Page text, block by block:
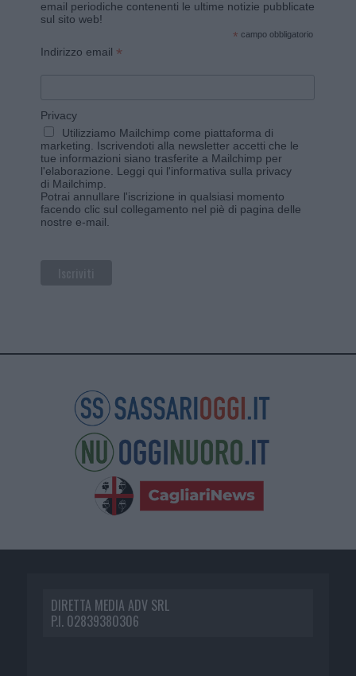
email periodiche contenenti le ultime notizie pubblicate
sul sito web!
* campo obbligatorio
Indirizzo email *
Privacy
Utilizziamo Mailchimp come piattaforma di
marketing. Iscrivendoti alla newsletter accetti che le
tue informazioni siano trasferite a Mailchimp per
l'elaborazione. Leggi qui l'informativa sulla privacy
di Mailchimp
Potrai annullare l'iscrizione in qualsiasi momento
facendo clic sul collegamento nel piè di pagina delle
nostre e-mail.
DIRETTA MEDIA ADV SRL
P.I. 02839380306